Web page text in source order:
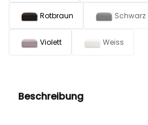
Rotbraun Schwarz
Violett Weiss
Beschreibung